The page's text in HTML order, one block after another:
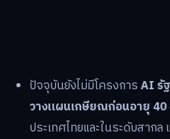
ปัจจุบันยังไม่มีโครงการAI รั
วางแผนเกษียณก่อนอายุ 40
ประเทศไทยและในระดับสาก